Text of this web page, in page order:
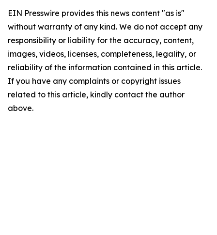
EIN Presswire provides this news content "as is"
without warranty of any kind. We do not accept any
responsibility or liability for the accuracy, content,
images, videos, licenses, completeness, legality, or
reliability of the information contained in this article.
If you have any complaints or copyright issues
related to this article, kindly contact the author
above.